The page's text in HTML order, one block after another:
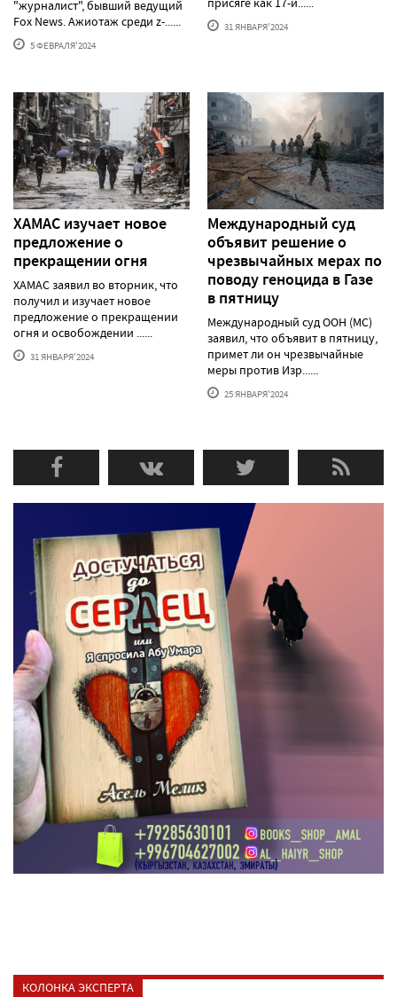
"журналист", бывший ведущий
Fox News. Ажиотаж среди z-......
5 ФЕВРАЛЯ'2024
31 ЯНВАРЯ'2024
ХАМАС изучает новое
предложение о
прекращении огня
ХАМАС заявил во вторник, что
получил и изучает новое
предложение о прекращении
огня и освобождении ......
31 ЯНВАРЯ'2024
Международный суд
объявит решение о
чрезвычайных мерах по
поводу геноцида в Газе
в пятницу
Международный суд ООН (МС)
заявил, что объявит в пятницу,
примет ли он чрезвычайные
меры против Изр......
25 ЯНВАРЯ'2024
КОЛОНКА ЭКСПЕРТА